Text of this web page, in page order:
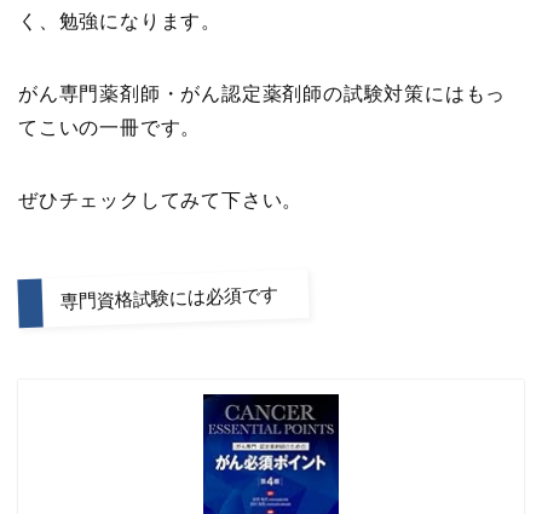
く、勉強になります。
がん専門薬剤師・がん認定薬剤師の試験対策にはもっ
てこいの一冊です。
ぜひチェックしてみて下さい。
専門資格試験には必須です